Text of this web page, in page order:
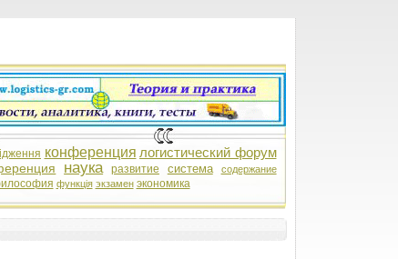
конференция логистический форум
наука развитие система содержание
функція экзамен экономика